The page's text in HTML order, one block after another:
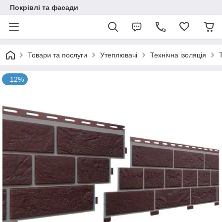
Покрівлі та фасади
Товари та послуги Утеплювачі Технічна ізоляція
–12%